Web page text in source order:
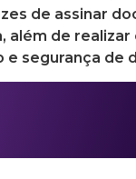
de assinar
além de
e segurança de